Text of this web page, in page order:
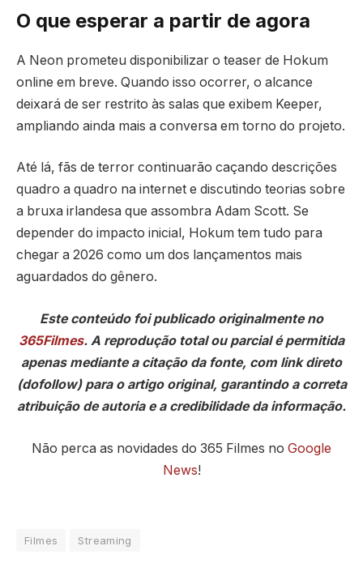
O que esperar a partir de agora
A Neon prometeu disponibilizar o teaser de Hokum
online em breve. Quando isso ocorrer, o alcance
deixará de ser restrito às salas que exibem Keeper,
ampliando ainda mais a conversa em torno do projeto.
Até lá, fãs de terror continuarão caçando descrições
quadro a quadro na internet e discutindo teorias sobre
a bruxa irlandesa que assombra Adam Scott. Se
depender do impacto inicial, Hokum tem tudo para
chegar a 2026 como um dos lançamentos mais
aguardados do gênero.
Este conteúdo foi publicado originalmente no
365Filmes. A reprodução total ou parcial é permitida
apenas mediante a citação da fonte, com link direto
(dofollow) para o artigo original, garantindo a correta
atribuição de autoria e a credibilidade da informação.
Não perca as novidades do 365 Filmes no Google
News!
Filmes Streaming